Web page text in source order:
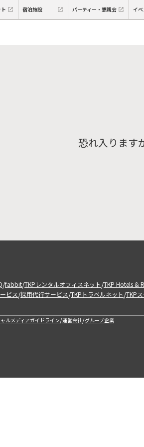
宿泊施設 パーティー・懇親会 イ
恐れ入ります
/fabbit/TKPレンタルオフィスネット/TKP Hotels &
ビス/採用代行サービス/TKPトラベルネット/TKP
ルメディアガイドライン/運営会社/グループ企業